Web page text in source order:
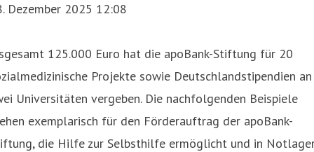
Dezember 2025 12:08
125.000 Euro hat die apoBank-Stiftung für 20
Projekte sowie Deutschlandstipendien an
Universitäten vergeben. Die nachfolgenden Beispiele
exemplarisch für den Förderauftrag der apoBank-
die Hilfe zur Selbsthilfe ermöglicht und in